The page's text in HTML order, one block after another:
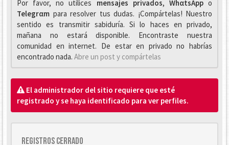
Por favor, no utilices mensajes privados, WhαtsAppo
Telegrαm para resolver tus dudas. ¡Compártelas! Nuestro
sentido es transmitir sabiduría. Si lo haces en privado,
mañana no estará disponible. Encontraste nuestra
comunidad en internet. De estar en privado no habrías
encontrado nada. Abre un post y compártelas
El administrador del sitio requiere que esté
registrado y se haya identificado para ver perfiles.
Registros cerrado